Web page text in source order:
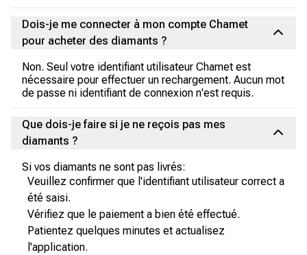
Dois-je me connecter à mon compte Chamet
pour acheter des diamants ?
Non. Seul votre identifiant utilisateur Chamet est
nécessaire pour effectuer un rechargement. Aucun mot
de passe ni identifiant de connexion n'est requis.
Que dois-je faire si je ne reçois pas mes
diamants ?
Si vos diamants ne sont pas livrés:
Veuillez confirmer que l'identifiant utilisateur correct a
été saisi.
Vérifiez que le paiement a bien été effectué.
Patientez quelques minutes et actualisez
l'application.